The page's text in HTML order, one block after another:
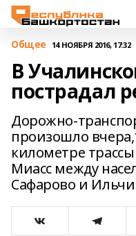
Общее 14 НОЯБРЯ 2016, 17:32
В
пострадал
Дорожно-
произошло
километре
Миасс между
Сафарово и